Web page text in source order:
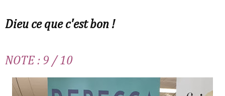
Dieu ce que c'est bon !
NOTE : 9 / 10